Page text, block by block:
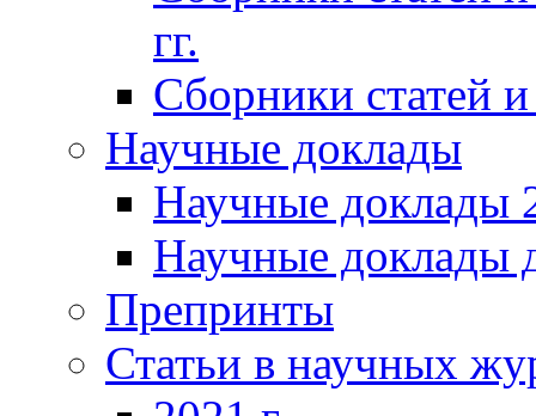
гг.
Сборники статей
Научные доклады
Научные доклады
Научные доклады
Препринты
Статьи в научных